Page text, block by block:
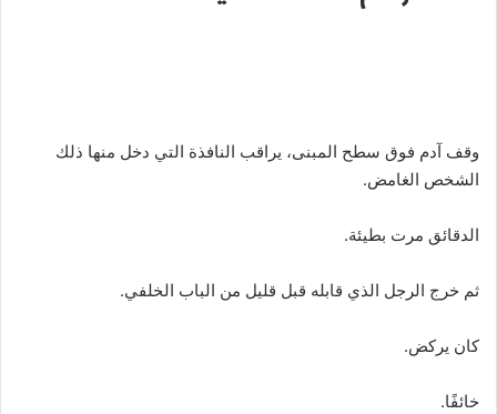
وقف آدم فوق سطح المبنى، يراقب النافذة التي دخل منها ذلك
الشخص الغامض.
الدقائق مرت بطيئة.
ثم خرج الرجل الذي قابله قبل قليل من الباب الخلفي.
كان يركض.
خائفًا.